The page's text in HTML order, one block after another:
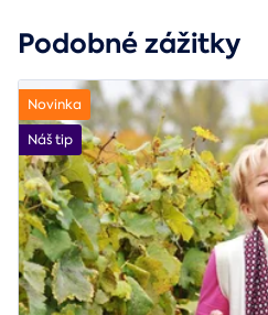
Podobné zážitky
Novinka
Náš tip